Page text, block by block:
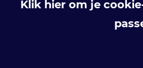
Klik hier om je